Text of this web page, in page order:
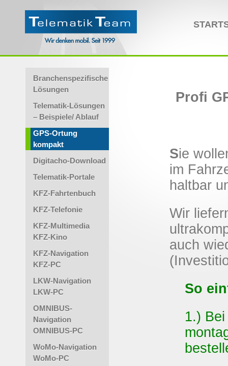
Branchenspezifische
Lösungen
Telematik-Lösungen
– Beispiele/ Ablauf
GPS-Ortung
kompakt
Digitacho-Download
Telematik-Portale
KFZ-Fahrtenbuch
KFZ-Telefonie
KFZ-Multimedia
KFZ-Kino
KFZ-Navigation
KFZ-PC
LKW-Navigation
LKW-PC
OMNIBUS-
Navigation
OMNIBUS-PC
WoMo-Navigation
WoMo-PC
Profi
Sie
im
haltbar
Wir
auch
So
1.)